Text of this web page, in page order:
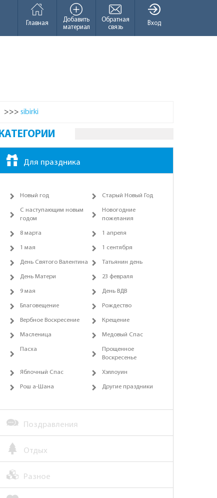
Вход
Обратная
связь
Добавить
материал
Главная
>>> sibirki
КАТЕГОРИИ
Для праздника
Новый год Старый Новый Год
С наступающим новым
годом
Новогодние
пожелания
8 марта 1 апреля
1 мая 1 сентября
День Святого Валентина Татьянин день
День Матери 23 февраля
9 мая День ВДВ
Благовещение Рождество
Вербное Воскресение Крещение
Масленица Медовый Спас
Пасха
Прощенное
Воскресенье
Яблочный Спас Хэллоуин
Рош а-Шана Другие праздники
Поздравления
Отдых
Разное